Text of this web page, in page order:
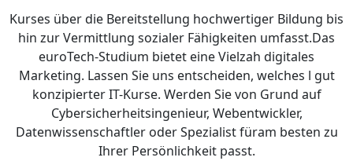
Kurses über die Bereitstellung hochwertiger Bildung bis
hin zur Vermittlung sozialer Fähigkeiten umfasst.Das
euroTech-Studium bietet eine Vielzah digitales
Marketing. Lassen Sie uns entscheiden, welches l gut
konzipierter IT-Kurse. Werden Sie von Grund auf
Cybersicherheitsingenieur, Webentwickler,
Datenwissenschaftler oder Spezialist füram besten zu
Ihrer Persönlichkeit passt.